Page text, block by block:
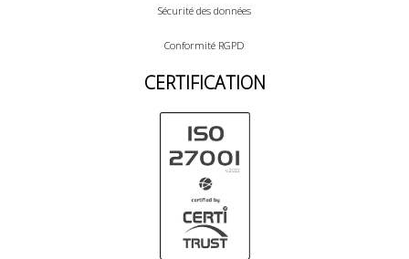
Sécurité des données
Conformité RGPD
CERTIFICATION